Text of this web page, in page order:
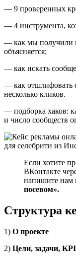
— 9 проверенных
— 4 инструмента,
— как мы получили
объясняется;
— как искать
— как отшлифовать
несколько кликов.
— подборка хаков:
и число сообществ
Если хотите
ВКонтакте
напишите нам
посевом».
Структура
1) О проекте
2) Цели, задачи, KPI